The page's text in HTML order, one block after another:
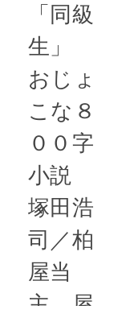
「同級
生」
おじょ
こな８
００字
小説
塚田浩
司／柏
屋当
主。屋